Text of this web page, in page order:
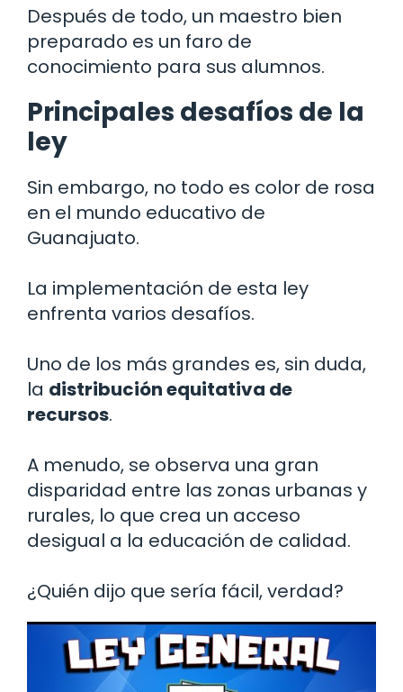
Después de todo, un maestro bien
preparado es un faro de
conocimiento para sus alumnos.
Principales desafíos de la
ley
Sin embargo, no todo es color de rosa
en el mundo educativo de
Guanajuato.
La implementación de esta ley
enfrenta varios desafíos.
Uno de los más grandes es, sin duda,
la distribución equitativa de
recursos.
A menudo, se observa una gran
disparidad entre las zonas urbanas y
rurales, lo que crea un acceso
desigual a la educación de calidad.
¿Quién dijo que sería fácil, verdad?